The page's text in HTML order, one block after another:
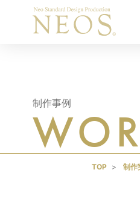
制作事例
TOP 制作